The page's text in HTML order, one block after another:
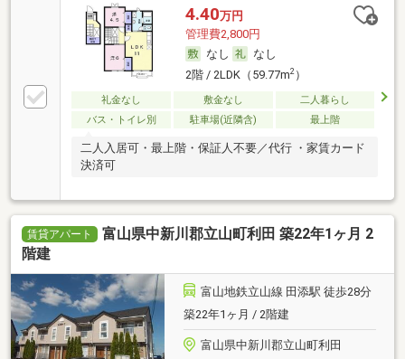
4.40万円
管理費2,800円
なし
なし
2階 / 2LDK（59.77m2）
礼金なし 敷金なし
二人暮らし
バス・トイレ別
駐車場(近隣含) 最上階
二人入居可・最上階・保証人不要／代行 ・家賃カード
決済可
賃貸アパート
富山県中新川郡立山町利田 築22年1ヶ月 2
階建
富山地鉄立山線 田添駅 徒歩28分
築22年1ヶ月 / 2階建
富山県中新川郡立山町利田